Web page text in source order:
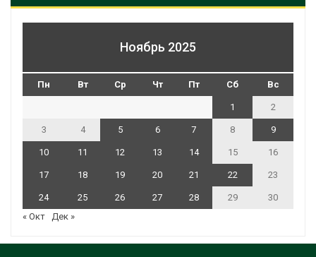
Ноябрь 2025
Пн Вт Ср Чт Пт Сб Вс
1 2
3 4 5 6 7 8 9
10 11 12 13 14 15 16
17 18 19 20 21 22 23
24 25 26 27 28 29
30
« Окт
Дек »